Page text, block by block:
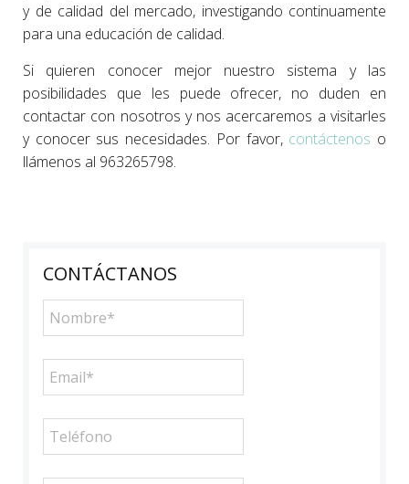
y de calidad del mercado, investigando continuamente
para una educación de calidad.
Si quieren conocer mejor nuestro sistema y las
posibilidades que les puede ofrecer, no duden en
contactar con nosotros y nos acercaremos a visitarles
y conocer sus necesidades. Por favor, contáctenos o
llámenos al 963265798.
CONTÁCTANOS